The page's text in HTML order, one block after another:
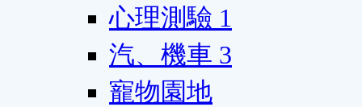
心理測驗 1
汽、機車 3
寵物園地